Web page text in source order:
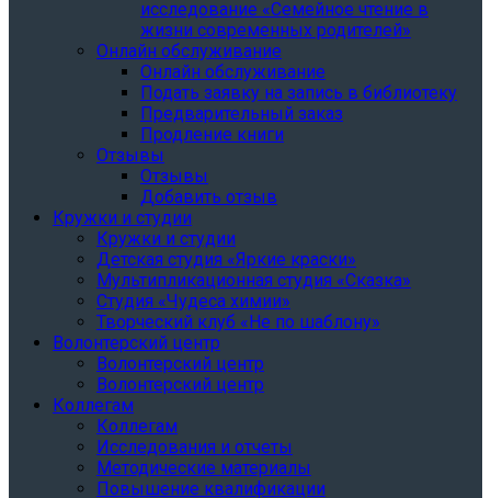
исследование «Семейное чтение в
жизни современных родителей»
Онлайн обслуживание
Онлайн обслуживание
Подать заявку на запись в библиотеку
Предварительный заказ
Продление книги
Отзывы
Отзывы
Добавить отзыв
Кружки и студии
Кружки и студии
Детская студия «Яркие краски»
Мультипликационная студия «Сказка»
Студия «Чудеса химии»
Творческий клуб «Не по шаблону»
Волонтерский центр
Волонтерский центр
Волонтерский центр
Коллегам
Коллегам
Исследования и отчеты
Методические материалы
Повышение квалификации